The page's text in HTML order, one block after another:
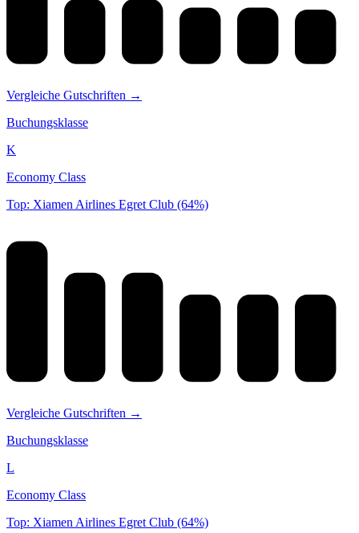
Vergleiche Gutschriften →
Buchungsklasse
K
Economy Class
Top: Xiamen Airlines Egret Club (64%)
Vergleiche Gutschriften →
Buchungsklasse
L
Economy Class
Top: Xiamen Airlines Egret Club (64%)